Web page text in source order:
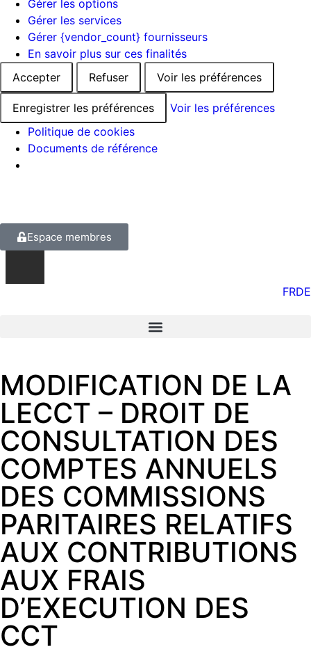
Gérer les options
Gérer les services
Gérer {vendor_count} fournisseurs
En savoir plus sur ces finalités
Accepter
Refuser Voir les préférences
Enregistrer les préférences
Voir les préférences
Politique de cookies
Documents de référence
Espace membres
FRDE
MODIFICATION DE LA
LECCT – DROIT DE
CONSULTATION DES
COMPTES ANNUELS
DES COMMISSIONS
PARITAIRES RELATIFS
AUX CONTRIBUTIONS
AUX FRAIS
D’EXECUTION DES
CCT